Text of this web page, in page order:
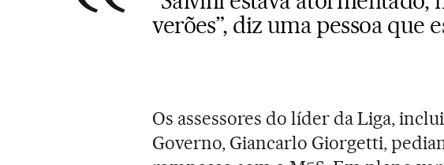
verões”, diz uma pessoa que
Os assessores do líder da Liga,
Governo, Giancarlo Giorgetti,